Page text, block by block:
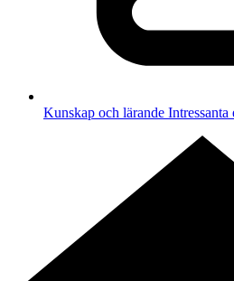
Kunskap och lärande Intressanta